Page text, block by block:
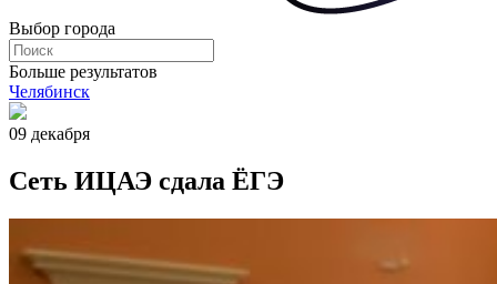
Выбор города
Больше результатов
Челябинск
09 декабря
Сеть ИЦАЭ сдала ЁГЭ